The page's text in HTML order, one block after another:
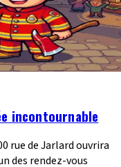
incontournable
rue de Jarlard ouvrira
des rendez-vous